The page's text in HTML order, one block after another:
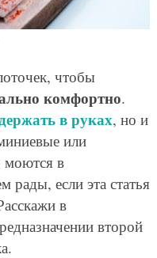
чтобы
комфортно.
в руках, но и
или
моются в
если эта статья
в
второй